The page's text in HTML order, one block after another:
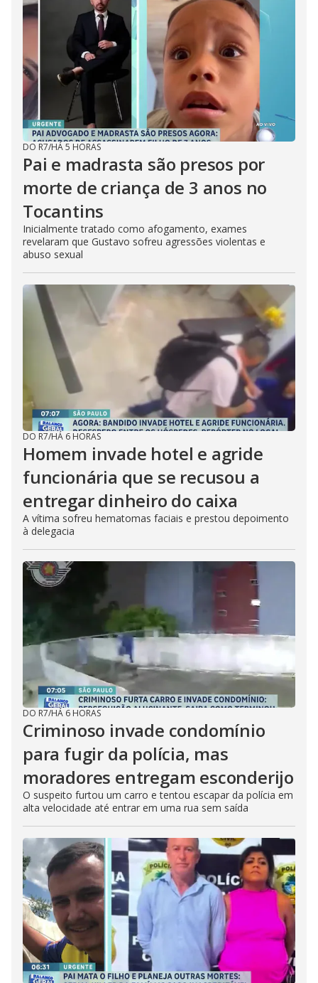
DO R7/HÁ 5 HORAS
Pai e madrasta são presos por
morte de criança de 3 anos no
Tocantins
Inicialmente tratado como afogamento, exames
revelaram que Gustavo sofreu agressões violentas e
abuso sexual
DO R7/HÁ 6 HORAS
Homem invade hotel e agride
funcionária que se recusou a
entregar dinheiro do caixa
A vítima sofreu hematomas faciais e prestou depoimento
à delegacia
DO R7/HÁ 6 HORAS
Criminoso invade condomínio
para fugir da polícia, mas
moradores entregam esconderijo
O suspeito furtou um carro e tentou escapar da polícia em
alta velocidade até entrar em uma rua sem saída